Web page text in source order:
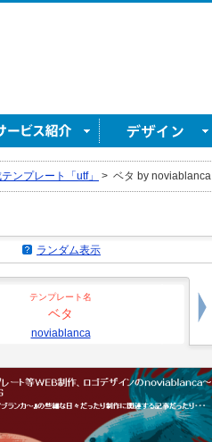
ンプレート「utf」 > ベタ by noviablanca
ランダム表示
テンプレート名
ベタ
noviablanca